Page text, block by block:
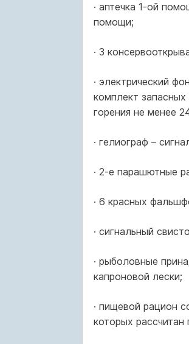
· аптечка 1-ой
помощи;
· 3
· электрический
комплект
горения не менее
· гелиограф –
· 2-е парашютные
· 6 красных
· сигнальный
· рыболовные
капроновой лески;
· пищевой рацион
которых рассчитан